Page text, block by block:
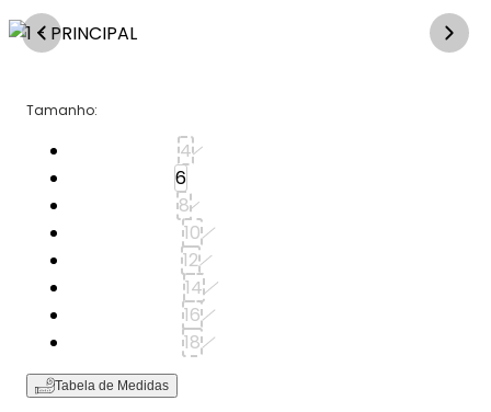
Tamanho:
4
6
8
10
12
14
16
18
Tabela de Medidas